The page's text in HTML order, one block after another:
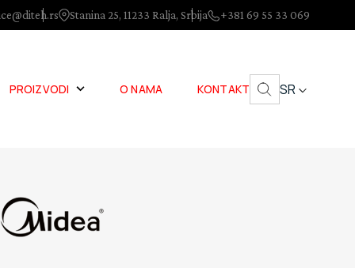
Stanina 25, 11233 Ralja, Srbija +381 69 55 33 069
PROIZVODI O NAMA KONTAKT SR